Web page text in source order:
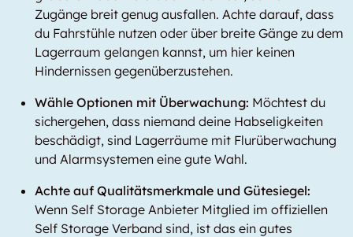
Zugänge breit genug ausfallen. Achte darauf, dass
du Fahrstühle nutzen oder über breite Gänge zu dem
Lagerraum gelangen kannst, um hier keinen
Hindernissen gegenüberzustehen.
Wähle Optionen mit Überwachung: Möchtest du
sichergehen, dass niemand deine Habseligkeiten
beschädigt, sind Lagerräume mit Flurüberwachung
und Alarmsystemen eine gute Wahl.
Achte auf Qualitätsmerkmale und Gütesiegel:
Wenn Self Storage Anbieter Mitglied im offiziellen
Self Storage Verband sind, ist das ein gutes